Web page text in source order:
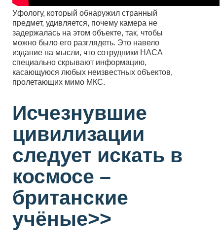
Уфологу, который обнаружил странный
предмет, удивляется, почему камера не
задержалась на этом объекте, так, чтобы
можно было его разглядеть. Это навело
издание на мысли, что сотрудники НАСА
специально скрывают информацию,
касающуюся любых неизвестных объектов,
пролетающих мимо МКС.
Исчезнувшие
цивилизации
следует искать в
космосе –
британские
учёные>>